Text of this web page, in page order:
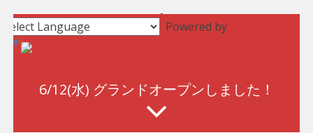
Skip
content
Powered by
Translate
6/12(水) グランドオープンしました！